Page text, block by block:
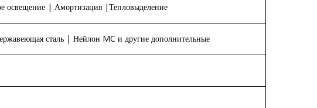
освещение | Амортизация |Тепловыделение
сталь | Нейлон MC и другие дополнительные